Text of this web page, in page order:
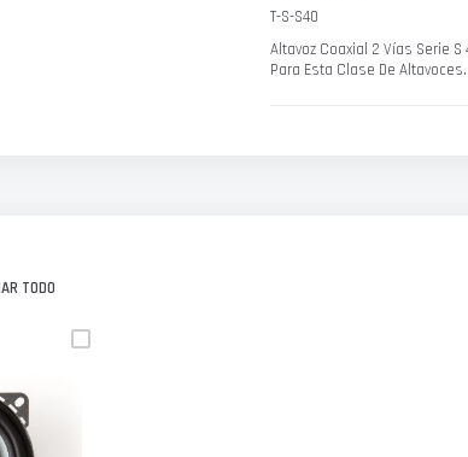
T-S-S40
Altavoz Coaxial 2 Vías Serie
Para Esta Clase De Altavoces.
TODO